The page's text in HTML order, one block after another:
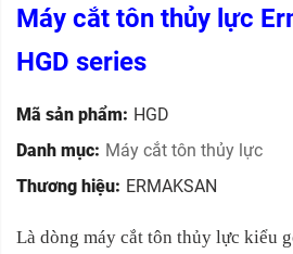
Máy cắt tôn thủy lực
HGD series
Mã sản phẩm: HGD
Danh mục: Máy cắt tôn thủy lực
Thương hiệu: ERMAKSAN
Là dòng máy cắt tôn thủy lực kiểu